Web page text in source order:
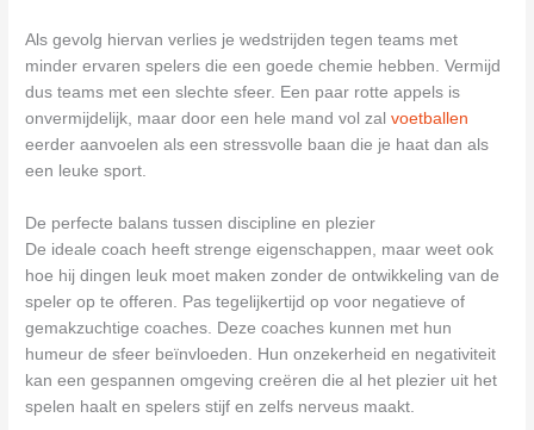
Als gevolg hiervan verlies je wedstrijden tegen teams met
minder ervaren spelers die een goede chemie hebben. Vermijd
dus teams met een slechte sfeer. Een paar rotte appels is
onvermijdelijk, maar door een hele mand vol zalvoetballen
eerder aanvoelen als een stressvolle baan die je haat dan als
een leuke sport.
De perfecte balans tussen discipline en plezier
De ideale coach heeft strenge eigenschappen, maar weet ook
hoe hij dingen leuk moet maken zonder de ontwikkeling van de
speler op te offeren. Pas tegelijkertijd op voor negatieve of
gemakzuchtige coaches. Deze coaches kunnen met hun
humeur de sfeer beïnvloeden. Hun onzekerheid en negativiteit
kan een gespannen omgeving creëren die al het plezier uit het
spelen haalt en spelers stijf en zelfs nerveus maakt.